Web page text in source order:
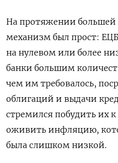
На протяжении большей
механизм был прост:
на нулевом или более
банки большим
чем им требовалось,
облигаций и выдачи
стремился побудить их
оживить инфляцию,
была слишком низкой.